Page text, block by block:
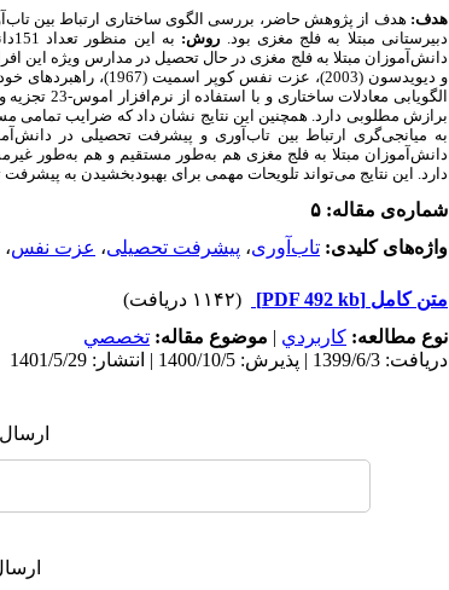
هدف: هدف از پژوهش حاضر، بررسی الگوی ساختاری ارتباط بین
دبیرستانی مبتلا به فلج مغزی بود. روش:
دانش‌آموزان مبتلا به فلج مغزی در حال تحصیل در مدارس ویژه این
الگویابی معادلات ساختاری و با استفاده از نرم‌افزار اموس-23 تجزیه و تحلیل شدند.
برازش مطلوبی دارد. همچنین این نتایج نشان داد که ضرایب تمامی
به میانجی‌گری ارتباط بین تاب‌آوری و پیشرفت تحصیلی در
دانش‌آموزان مبتلا به فلج مغزی هم به‌طور مستقیم و هم به‌طور
دارد. این نتایج می‌تواند تلویحات مهمی برای بهبود‌بخشیدن به
شماره‌ی مقاله: ۵
واژه‌های کلیدی: تاب‌آوری، پیشرفت تحصیلی، عزت نفس،
متن کامل [PDF 492 kb]
(۱۱۴۲ دریافت)
نوع مطالعه: كاربردي | موضوع مقاله: تخصصي
دریافت: 1399/6/3 | پذیرش: 1400/10/5 | انتشار: 1401/5/29